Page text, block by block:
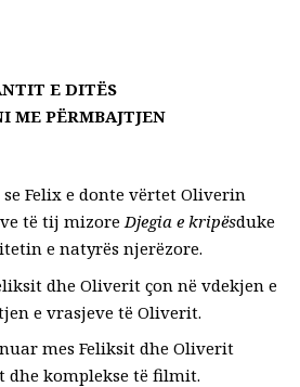
E DITËS
ME PËRMBAJTJEN
Felix e donte vërtet Oliverin
të tij mizoreDjegia e kripësduke
e natyrës njerëzore.
dhe Oliverit çon në vdekjen e
e vrasjeve të Oliverit.
mes Feliksit dhe Oliverit
dhe komplekse të filmit.